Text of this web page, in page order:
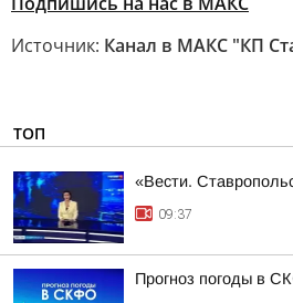
Источник: Канал в МАКС "КП
ТОП
«Вести.
09:37
Прогноз погоды в